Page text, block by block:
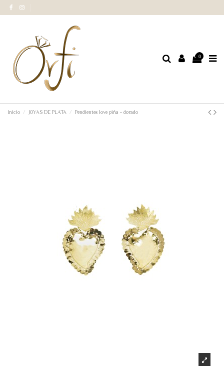
0
Inicio JOYAS DE PLATA Pendientes love piña - dorado